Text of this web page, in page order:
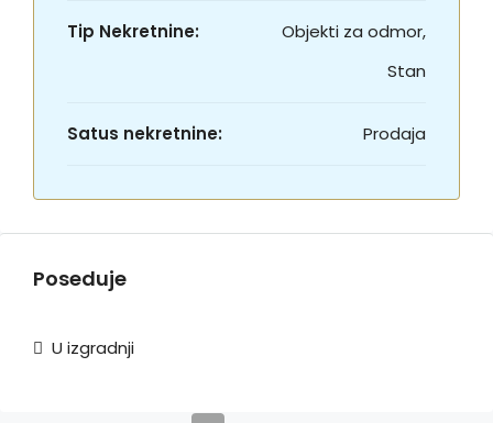
Tip Nekretnine:
Objekti za odmor,
Stan
Satus nekretnine: Prodaja
Poseduje
U izgradnji